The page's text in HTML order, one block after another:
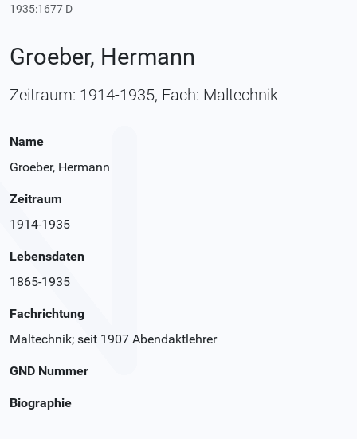
1935:1677 D
Groeber, Hermann
Zeitraum: 1914-1935, Fach: Maltechnik
Name
Groeber, Hermann
Zeitraum
1914-1935
Lebensdaten
1865-1935
Fachrichtung
Maltechnik; seit 1907 Abendaktlehrer
GND Nummer
Biographie